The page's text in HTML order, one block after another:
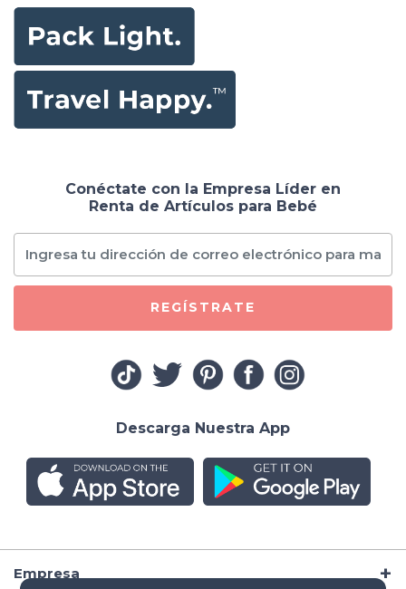
Empresa
Conéctate con la Empresa Líder en
Renta de Artículos para Bebé
REGÍSTRATE
Descarga Nuestra App